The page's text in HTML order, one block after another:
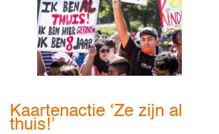
Kaartenactie ‘Ze zijn al
thuis!’